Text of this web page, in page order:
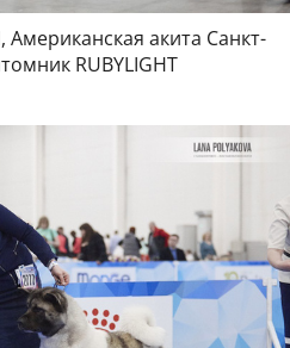
Американская акита Санкт-
RUBYLIGHT